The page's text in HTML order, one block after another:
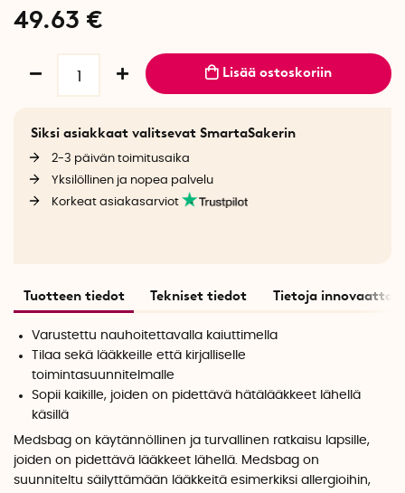
49.63 €
Lisää ostoskoriin
Siksi asiakkaat valitsevat SmartaSakerin
2-3 päivän toimitusaika
Yksilöllinen ja nopea palvelu
Korkeat asiakasarviot
Tuotteen tiedot Tekniset tiedot Tietoja
Varustettu nauhoitettavalla kaiuttimella
Tilaa sekä lääkkeille että kirjalliselle
toimintasuunnitelmalle
Sopii kaikille, joiden on pidettävä hätälääkkeet lähellä
käsillä
Medsbag on käytännöllinen ja turvallinen ratkaisu lapsille,
joiden on pidettävä lääkkeet lähellä. Medsbag on
suunniteltu säilyttämään lääkkeitä esimerkiksi allergioihin,